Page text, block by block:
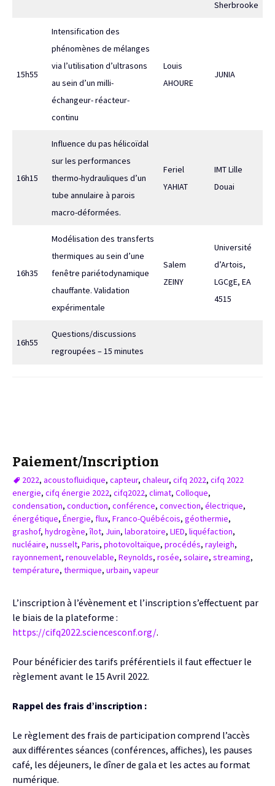
Sherbrooke
15h55
Intensification des
phénomènes de mélanges
via l’utilisation d’ultrasons
au sein d’un milli-
échangeur- réacteur-
continu
Louis
AHOURE
JUNIA
16h15
Influence du pas hélicoïdal
sur les performances
thermo-hydrauliques d’un
tube annulaire à parois
macro-déformées.
Feriel
YAHIAT
IMT Lille
Douai
16h35
Modélisation des transferts
thermiques au sein d’une
fenêtre pariétodynamique
chauffante. Validation
expérimentale
Salem
ZEINY
Université
d’Artois,
LGCgE, EA
4515
16h55
Questions/discussions
regroupées – 15 minutes
Paiement/Inscription
2022, acoustofluidique, capteur, chaleur, cifq 2022, cifq 2022
energie, cifq énergie 2022, cifq2022, climat, Colloque,
condensation, conduction, conférence, convection, électrique,
énergétique, Énergie, flux, Franco-Québécois, géothermie,
grashof, hydrogène,îlot, Juin, laboratoire, LIED, liquéfaction,
nucléaire, nusselt, Paris, photovoltaïque, procédés, rayleigh,
rayonnement, renouvelable, Reynolds, rosée, solaire, streaming,
température, thermique, urbain, vapeur
L’inscription à l’évènement et l’inscription s’effectuent par
le biais de la plateforme :
https://cifq2022.sciencesconf.org/.
Pour bénéficier des tarifs préférentiels il faut effectuer le
règlement avant le 15 Avril 2022.
Rappel des frais d’inscription :
Le règlement des frais de participation comprend l’accès
aux différentes séances (conférences, affiches), les pauses
café, les déjeuners, le dîner de gala et les actes au format
numérique.